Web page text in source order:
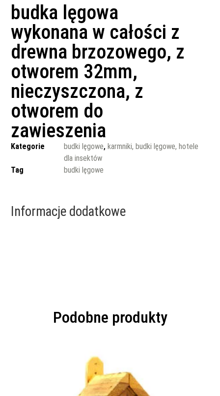
budka lęgowa
wykonana w całości z
drewna brzozowego, z
otworem 32mm,
nieczyszczona, z
otworem do
zawieszenia
Kategorie budki lęgowe,karmniki, budki lęgowe, hotele
dla insektów
Tag
budki lęgowe
Informacje dodatkowe
Podobne produkty